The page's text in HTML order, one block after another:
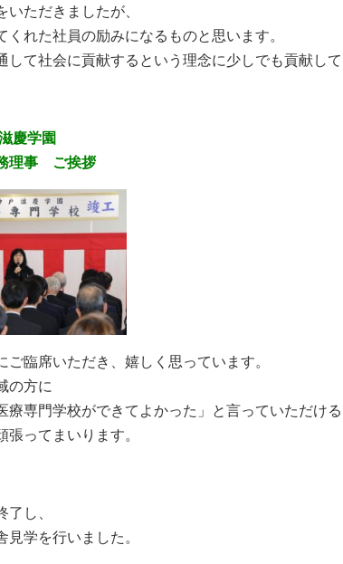
いただきましたが、
くれた社員の励みになるものと思います。
して社会に貢献するという理念に少しでも貢献し
慶学園
理事 ご挨拶
ご臨席いただき、嬉しく思っています。
の方に
療専門学校ができてよかった」と言っていただけ
ってまいります。
し、
学を行いました。